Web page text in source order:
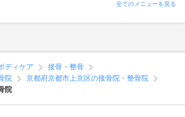
全てのメニューを見る
ディケア
接骨・整骨
院
京都府京都市上京区の接骨院・整骨院
院